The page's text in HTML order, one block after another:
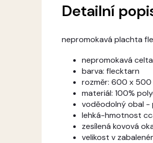
Detailní
nepromokavá plachta
nepromokavá
barva: flecktarn
rozměr: 600 x 500
materiál: 100%
voděodolný obal -
lehká-hmotnost
zesílená kovová
velikost v